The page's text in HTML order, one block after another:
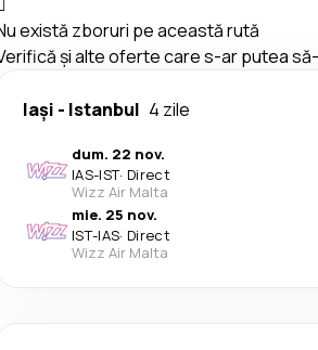
există zboruri pe această rută
și alte oferte care s-ar putea
Iași - Istanbul 4 zile
dum. 22 nov.
IAS-IST· Direct
Wizz Air Malta
mie. 25 nov.
IST-IAS· Direct
Wizz Air Malta